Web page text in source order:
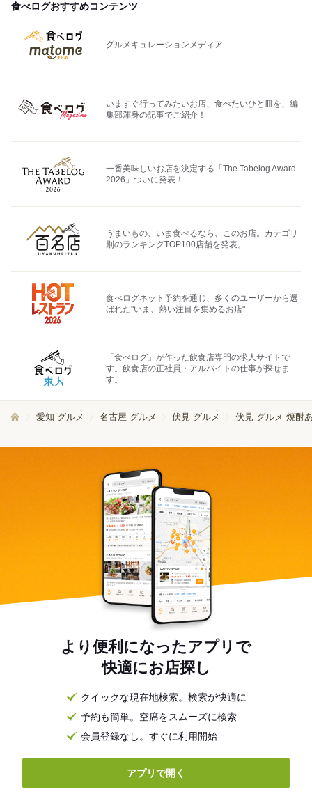
食べログおすすめコンテンツ
グルメキュレーションメディア
いますぐ行ってみたいお店、食べたいひと皿を、編
集部渾身の記事でご紹介！
一番美味しいお店を決定する「The Tabelog Award
2026」ついに発表！
うまいもの、いま食べるなら、このお店。カテゴリ
別のランキングTOP100店舗を発表。
食べログネット予約を通じ、多くのユーザーから選
ばれた"いま、熱い注目を集めるお店"
「食べログ」が作った飲食店専門の求人サイトで
す。飲食店の正社員・アルバイトの仕事が探せま
す。
愛知 グルメ 名古屋 グルメ 伏見 グルメ 伏見 グルメ 焼酎
より便利になったアプリで
快適にお店探し
クイックな現在地検索。検索が快適に
予約も簡単。空席をスムーズに検索
会員登録なし。すぐに利用開始
アプリで開く